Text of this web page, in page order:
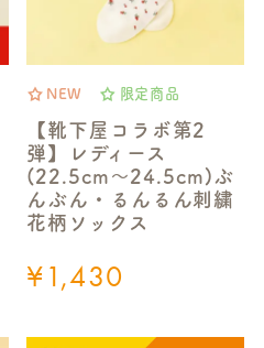
NEW 限定商品
【靴下屋コラボ第2
弾】レディース
(22.5cm～24.5cm)ぶ
んぶん・るんるん刺繍
花柄ソックス
¥1,430